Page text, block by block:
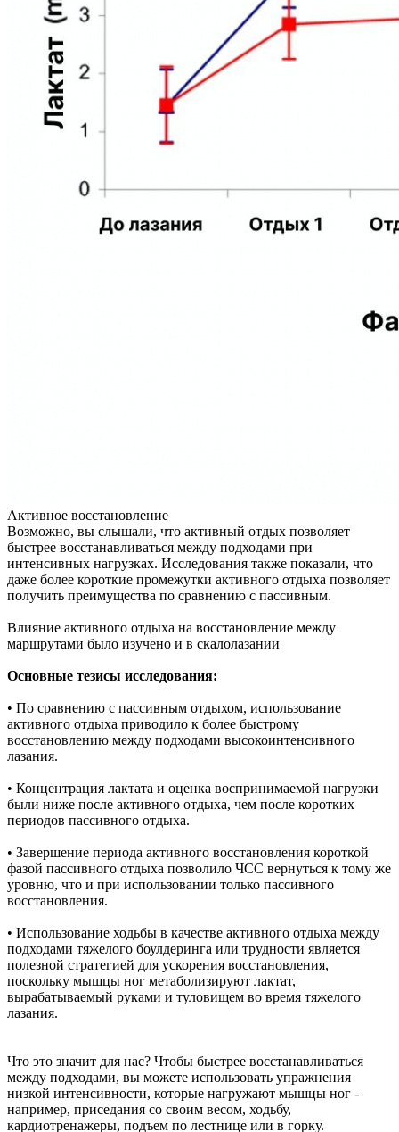
Активное восстановление
Возможно, вы слышали, что активный отдых позволяет
быстрее восстанавливаться между подходами при
интенсивных нагрузках. Исследования также показали, что
даже более короткие промежутки активного отдыха позволяет
получить преимущества по сравнению с пассивным.
Влияние активного отдыха на восстановление между
маршрутами было изучено и в скалолазании
Основные тезисы исследования:
• По сравнению с пассивным отдыхом, использование
активного отдыха приводило к более быстрому
восстановлению между подходами высокоинтенсивного
лазания.
• Концентрация лактата и оценка воспринимаемой нагрузки
были ниже после активного отдыха, чем после коротких
периодов пассивного отдыха.
• Завершение периода активного восстановления короткой
фазой пассивного отдыха позволило ЧСС вернуться к тому же
уровню, что и при использовании только пассивного
восстановления.
• Использование ходьбы в качестве активного отдыха между
подходами тяжелого боулдеринга или трудности является
полезной стратегией для ускорения восстановления,
поскольку мышцы ног метаболизируют лактат,
вырабатываемый руками и туловищем во время тяжелого
лазания.
Что это значит для нас? Чтобы быстрее восстанавливаться
между подходами, вы можете использовать упражнения
низкой интенсивности, которые нагружают мышцы ног -
например, приседания со своим весом, ходьбу,
кардиотренажеры, подъем по лестнице или в горку.